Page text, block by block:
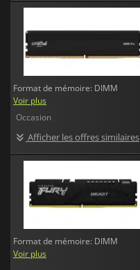
Format de mémoire: DIMM
Voir plus
Occasion
Afficher les offres similaires
Format de mémoire: DIMM
Voir plus